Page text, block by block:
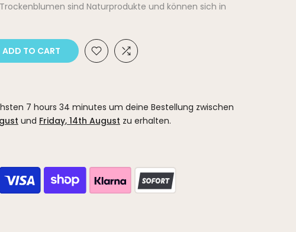
sind Naturprodukte und können sich in
ADD TO CART
7 hours 34 minutes um deine Bestellung zwischen
und Friday, 14th August zu erhalten.